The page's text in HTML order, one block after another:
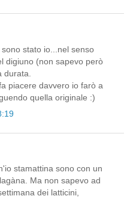
stato io...nel senso
digiuno (non sapevo però
piacere davvero io farò a
quella originale :)
stamattina sono con un
Ma non sapevo ad
dei latticini,